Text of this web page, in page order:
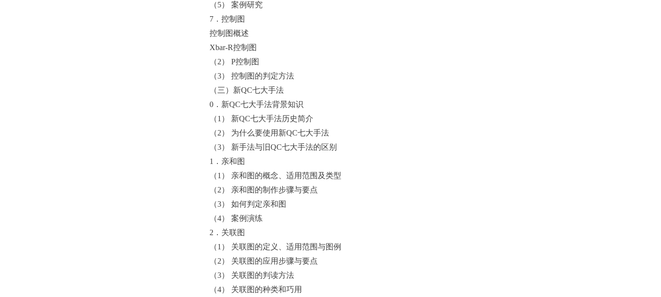
（5） 案例研究
7．控制图
控制图概述
Xbar-R控制图
（2） P控制图
（3） 控制图的判定方法
（三）新QC七大手法
0．新QC七大手法背景知识
（1） 新QC七大手法历史简介
（2） 为什么要使用新QC七大手法
（3） 新手法与旧QC七大手法的区别
1．亲和图
（1） 亲和图的概念、适用范围及类型
（2） 亲和图的制作步骤与要点
（3） 如何判定亲和图
（4） 案例演练
2．关联图
（1） 关联图的定义、适用范围与图例
（2） 关联图的应用步骤与要点
（3） 关联图的判读方法
（4） 关联图的种类和巧用